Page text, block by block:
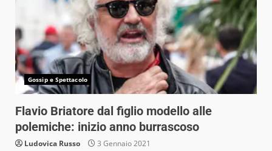
Gossip e Spettacolo
Flavio Briatore dal figlio modello alle
polemiche: inizio anno burrascoso
Ludovica Russo 3 Gennaio 2021